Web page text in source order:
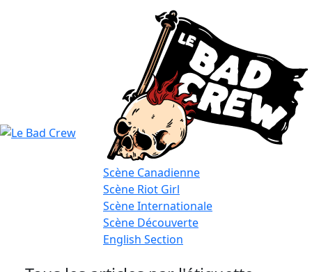
Scène Canadienne
Scène Riot Girl
ScèneInternationale
Scène Découverte
English Section